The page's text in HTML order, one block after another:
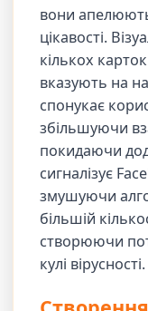
вони
цікавості.
кількох
вказують на
спонукає
збільшуючи
покидаючи
сигналізує
змушуючи
більшій
створюючи
кулі вірусності.